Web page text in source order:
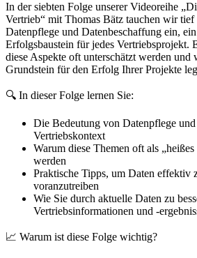
In der siebten Folge unserer Videoreihe
Vertrieb“ mit Thomas Bätz tauchen wir tief
Datenpflege und Datenbeschaffung ein,
Erfolgsbaustein für jedes Vertriebsprojekt.
diese Aspekte oft unterschätzt werden und
Grundstein für den Erfolg Ihrer Projekte
🔍 In dieser Folge lernen Sie:
Die Bedeutung von Datenpflege
Vertriebskontext
Warum diese Themen oft als
werden
Praktische Tipps, um Daten effektiv
voranzutreiben
Wie Sie durch aktuelle Daten zu
Vertriebsinformationen und -
📈 Warum ist diese Folge wichtig?